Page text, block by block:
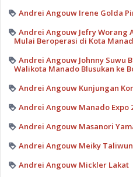
Andrei Angouw Irene Golda
Andrei Angouw Jefry Worang
Mulai Beroperasi di Kota
Andrei Angouw Johnny Suwu
Walikota Manado Blusukan ke
Andrei Angouw Kunjungan
Andrei Angouw Manado Expo
Andrei Angouw Masanori
Andrei Angouw Meiky
Andrei Angouw Mickler Lakat